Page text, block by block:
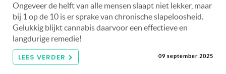
Ongeveer de helft van alle mensen slaapt niet lekker, maar
bij 1 op de 10 is er sprake van chronische slapeloosheid.
Gelukkig blijkt cannabis daarvoor een effectieve en
langdurige remedie!
LEES VERDER 09 september 2025